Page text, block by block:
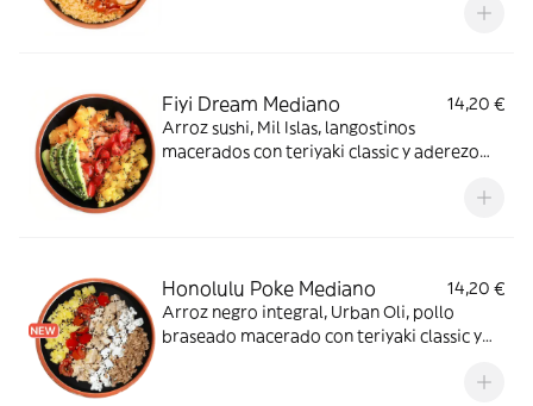
Fiyi Dream Mediano
14,20 €
Arroz sushi, Mil Islas, langostinos
macerados con teriyaki classic y aderezo
aguacate, sésamo mix, albahaca y tajín. De
Honolulu Poke Mediano
14,20 €
Arroz negro integral, Urban Oli, pollo
braseado macerado con teriyaki classic y